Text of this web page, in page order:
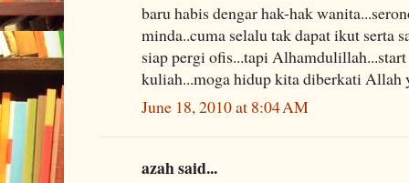
baru habis dengar hak-hak
minda..cuma selalu tak dapat ikut serta
siap pergi ofis...tapi
kuliah...moga hidup kita diberkati Allah
June 18, 2010 at 8:04 AM
azah said...